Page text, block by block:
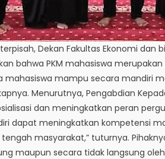
Dekan Fakultas Ekonomi dan
bahwa PKM mahasiswa
mahasiswa mampu secara mandiri
Menurutnya, Pengabdian
dan meningkatkan peran
dapat meningkatkan kompetensi
masyarakat,” tuturnya.
maupun secara tidak langsung